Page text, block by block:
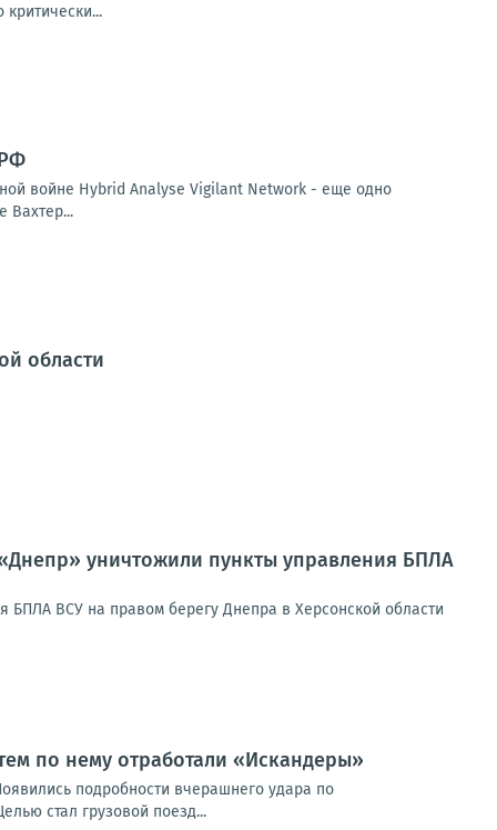
войне Hybrid Analyse Vigilant Network - еще одно
Вахтер...
области
уничтожили пункты управления БПЛА
БПЛА ВСУ на правом берегу Днепра в Херсонской области
по нему отработали «Искандеры»
подробности вчерашнего удара по
стал грузовой поезд...